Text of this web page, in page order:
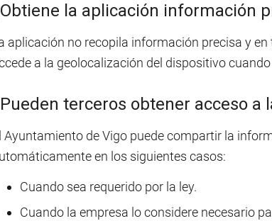
la aplicación información
aplicación no recopila información precisa y
a la geolocalización del dispositivo
terceros obtener acceso
Ayuntamiento de Vigo puede compartir la
en los siguientes casos:
Cuando sea requerido por la ley.
Cuando la empresa lo considere necesario